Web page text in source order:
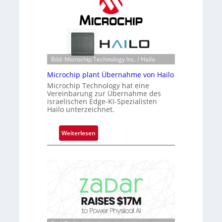
s
n
e
ü
b
e
r
m
a
r
k
V
Bild: Microchip Technology Inc. / Hailo
Microchip plant Übernahme von Hailo
Microchip Technology hat eine
Vereinbarung zur Übernahme des
israelischen Edge-KI-Spezialisten
Hailo unterzeichnet.
Weiterlesen:
M
o
c
h
i